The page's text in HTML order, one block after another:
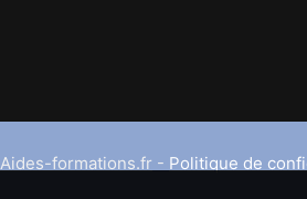
Aides-formations.fr - Politique de